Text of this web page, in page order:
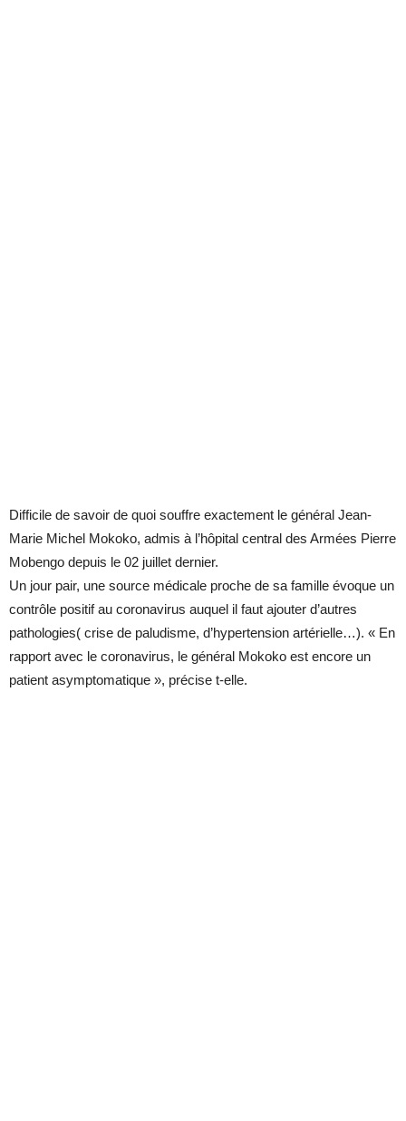
Difficile de savoir de quoi souffre exactement le général Jean-
Marie Michel Mokoko, admis à l’hôpital central des Armées Pierre
Mobengo depuis le 02 juillet dernier.
Un jour pair, une source médicale proche de sa famille évoque un
contrôle positif au coronavirus auquel il faut ajouter d’autres
pathologies( crise de paludisme, d’hypertension artérielle…). « En
rapport avec le coronavirus, le général Mokoko est encore un
patient asymptomatique », précise t-elle.